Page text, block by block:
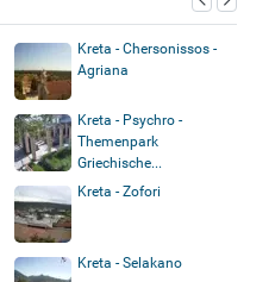
Kreta - Chersonissos -
Agriana
Kreta - Psychro -
Themenpark
Griechische...
Kreta - Zofori
Kreta - Selakano